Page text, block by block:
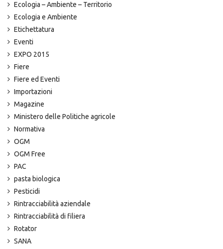
Ecologia – Ambiente – Territorio
Ecologia e Ambiente
Etichettatura
Eventi
EXPO 2015
Fiere
Fiere ed Eventi
Importazioni
Magazine
Ministero delle Politiche agricole
Normativa
OGM
OGM Free
PAC
pasta biologica
Pesticidi
Rintracciabilità aziendale
Rintracciabilità di filiera
Rotator
SANA